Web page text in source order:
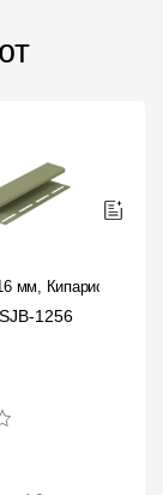
мм, Кипарис
1256